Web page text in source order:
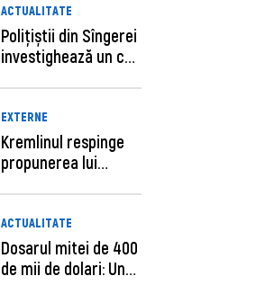
ACTUALITATE
Polițiștii din Sîngerei
investighează un caz
EXTERNE
Kremlinul respinge
propunerea lui
ACTUALITATE
Dosarul mitei de 400
de mii de dolari: Un